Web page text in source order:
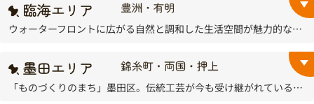
ウォーターフロントに広がる自然と調和した生活空間が魅力的な豊洲は、大規模な開発により高層マンションが数多く建設されている、都内でも屈指の注目エリアです。
「ものづくりのまち」墨田区。伝統工芸が今も受け継がれているのはもちろん、若手作家が一所懸命に新しい工芸品を生み出そうとしているのが職人町墨田の基盤です。